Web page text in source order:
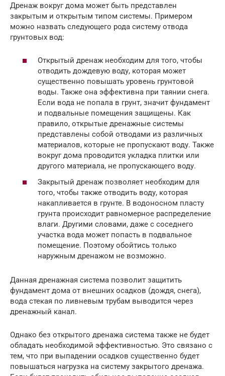
Дренаж вокруг дома может быть представлен
закрытым и открытым типом системы. Примером
можно назвать следующего рода систему отвода
грунтовых вод:
Открытый дренаж необходим для того, чтобы
отводить дождевую воду, которая может
существенно повышать уровень грунтовой
воды. Также она эффективна при таянии снега.
Если вода не попала в грунт, значит фундамент
и подвальные помещения защищены. Как
правило, открытые дренажные системы
представлены собой отводами из различных
материалов, которые не пропускают воду. Также
вокруг дома проводится укладка плитки или
другого материала, не пропускающего воду.
Закрытый дренаж позволяет необходим для
того, чтобы также отводить воду, которая
накапливается в грунте. В водоносном пласту
грунта происходит равномерное распределение
влаги. Другими словами, даже с соседнего
участка вода может попасть в подвальное
помещение. Поэтому обойтись только
наружным дренажом не возможно.
Данная дренажная система позволит защитить
фундамент дома от внешних осадков (дождя, снега),
вода стекая по ливневым трубам выводится через
дренажный канал.
Однако без открытого дренажа система также не будет
обладать необходимой эффективностью. Это связано с
тем, что при выпадении осадков существенно будет
повышаться нагрузка на систему закрытого дренажа.